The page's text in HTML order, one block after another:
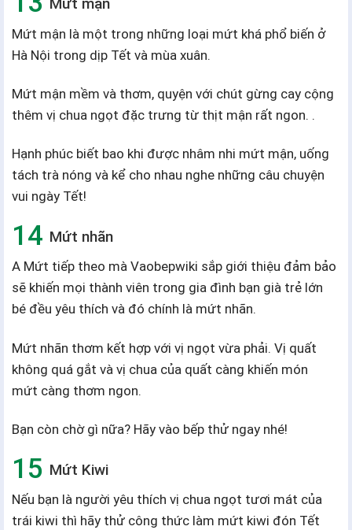
Mứt mận
Mứt mận là một trong những loại mứt khá phổ biến ở
Hà Nội trong dịp Tết và mùa xuân.
Mứt mận mềm và thơm, quyện với chút gừng cay cộng
thêm vị chua ngọt đặc trưng từ thịt mận rất ngon. .
Hạnh phúc biết bao khi được nhâm nhi mứt mận, uống
tách trà nóng và kể cho nhau nghe những câu chuyện
vui ngày Tết!
Mứt nhãn
A Mứt tiếp theo mà Vaobepwiki sắp giới thiệu đảm bảo
sẽ khiến mọi thành viên trong gia đình bạn già trẻ lớn
bé đều yêu thích và đó chính là mứt nhãn.
Mứt nhãn thơm kết hợp với vị ngọt vừa phải. Vị quất
không quá gắt và vị chua của quất càng khiến món
mứt càng thơm ngon.
Bạn còn chờ gì nữa? Hãy vào bếp thử ngay nhé!
Mứt Kiwi
Nếu bạn là người yêu thích vị chua ngọt tươi mát của
trái kiwi thì hãy thử công thức làm mứt kiwi đón Tết